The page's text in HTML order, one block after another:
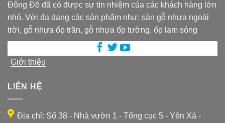
Đông Đô đã có được sự tín nhiệm của các khách hàng lớn
nhỏ. Với đa dạng các sản phẩm như: sàn gỗ nhựa ngoài
trời, gỗ nhựa ốp trần, gỗ nhựa ốp tường, ốp lam sóng
Giới thiệu
LIÊN HỆ
Địa chỉ: Số 38 - Nhà vườn 1 - Tổng cục 5 - Yên Xá -